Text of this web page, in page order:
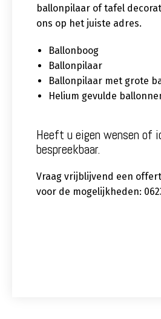
ballonpilaar of tafel
ons op het juiste adres.
Ballonboog
Ballonpilaar
Ballonpilaar met grote
Helium gevulde
Heeft u eigen wensen of
bespreekbaar.
Vraag vrijblijvend een
voor de mogelijkheden: